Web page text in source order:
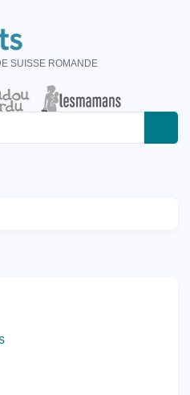
SUISSE ROMANDE